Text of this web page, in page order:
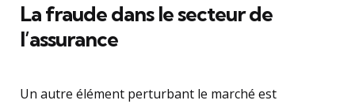
La fraude dans le secteur de
l’assurance
Un autre élément perturbant le marché est